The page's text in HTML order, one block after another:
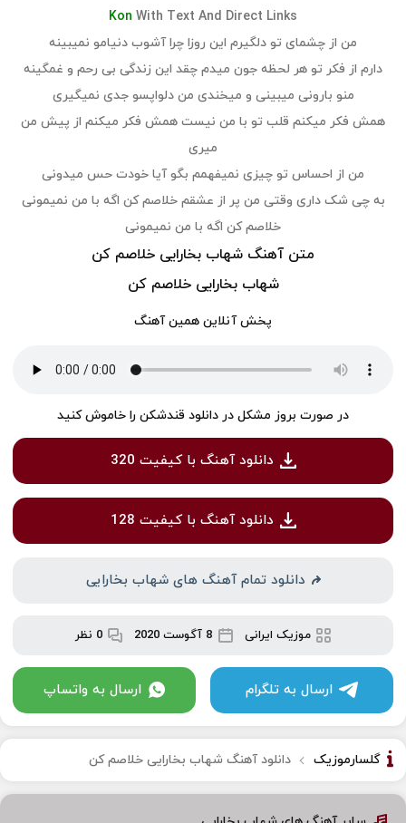
Kon With Text And Direct Links
من از چشمای تو دلگیرم این روزا چرا آشوب دنیامو نمیبینه
دارم از فکر تو هر لحظه جون میدم چقد این زندگی بی رحم و غمگینه
منو بارونی میبینی و میخندی من دلواپسو جدی نمیگیری
همش فکر میکنم قلب تو با من نیست همش فکر میکنم از پیش من
میری
من از احساس تو چیزی نمیفهمم بگو آیا خودت حس میدونی
به چی شک داری وقتی من پر از عشقم خلاصم کن اگه با من نمیمونی
خلاصم کن اگه با من نمیمونی
متن آهنگ شهاب بخارایی خلاصم کن
شهاب بخارایی خلاصم کن
پخش آنلاین همین آهنگ
در صورت بروز مشکل در دانلود قندشکن را خاموش کنید
دانلود آهنگ با کیفیت 320
دانلود آهنگ با کیفیت 128
دانلود تمام آهنگ های شهاب بخارایی
موزیک ایرانی 8 آگوست 2020 0 نظر
ارسال به تلگرام ارسال به واتساپ
گلسارموزیک دانلود آهنگ شهاب بخارایی خلاصم کن